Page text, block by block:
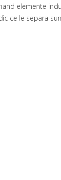
elemente
ce le separa